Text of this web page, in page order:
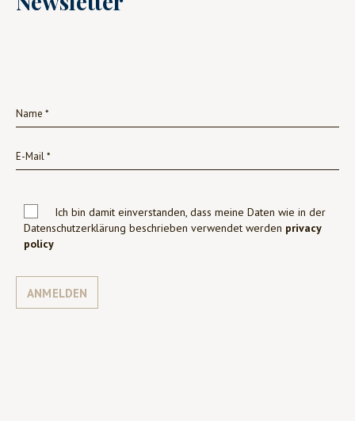
Ich bin damit einverstanden, dass meine Daten wie in der
Datenschutzerklärung beschrieben verwendet werden privacy
policy
ANMELDEN